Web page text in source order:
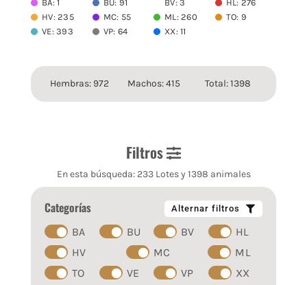
BA: 1 BU: 91 BV: 3
HL: 276
HV: 235
MC: 55 ML: 260
TO: 9
VE: 393
VP: 64 XX: 11
Hembras: 972 Machos: 415 Total: 1398
Filtros
En esta búsqueda: 233 Lotes y 1398 animales
Categorías Alternar filtros
BA BU BV
HL
HV
MC
ML
TO
VE VP XX